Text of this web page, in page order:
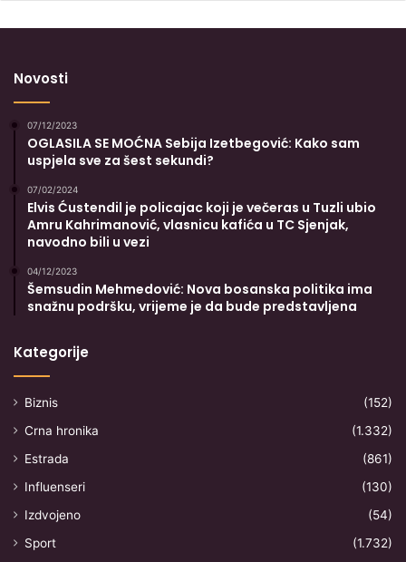
Novosti
07/12/2023
OGLASILA SE MOĆNA Sebija Izetbegović: Kako sam
uspjela sve za šest sekundi?
07/02/2024
Elvis Ćustendil je policajac koji je večeras u Tuzli ubio
Amru Kahrimanović, vlasnicu kafića u TC Sjenjak,
navodno bili u vezi
04/12/2023
Šemsudin Mehmedović: Nova bosanska politika ima
snažnu podršku, vrijeme je da bude predstavljena
Kategorije
Biznis
(152)
Crna hronika
(1.332)
Estrada
(861)
Influenseri
(130)
Izdvojeno
(54)
Sport
(1.732)